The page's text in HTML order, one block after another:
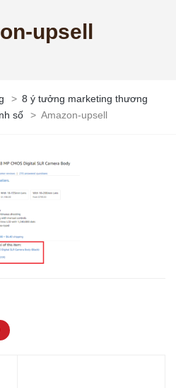
upsell
> 8 ý tưởng marketing thương
số
> Amazon-upsell